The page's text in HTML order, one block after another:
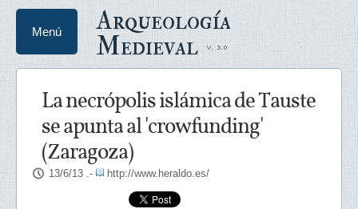
Arqueología
Medieval
Menú
La necrópolis islámica de Tauste
se apunta al 'crowfunding'
(Zaragoza)
13/6/13 .- http://www.heraldo.es/